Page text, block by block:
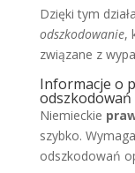
Dzięki tym
odszkodowanie,
związane z
Informacje o
odszkodowań
Niemieckie
szybko.
odszkodowań